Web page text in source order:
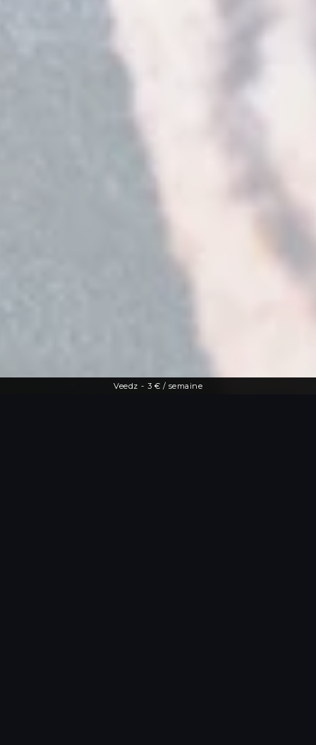
Veedz - 3 € / semaine